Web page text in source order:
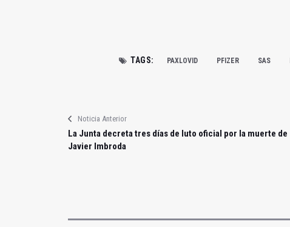
TAGS: PAXLOVID PFIZER SAS
Noticia Anterior
La Junta decreta tres días de luto oficial por la muerte de
Javier Imbroda